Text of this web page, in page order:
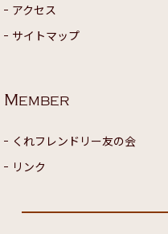
アクセス
サイトマップ
MEMBER
くれフレンドリー友の会
リンク